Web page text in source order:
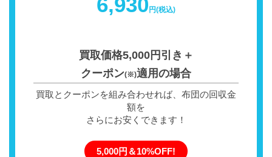
円(税込)
買取価格5,000円引き＋
クーポン(※)適用の場合
買取とクーポンを組み合わせれば、布団の回収金
額を
さらにお安くできます！
5,000円＆10%OFF!